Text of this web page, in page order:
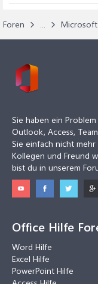
Foren ... Microsoft
Sie haben ein
Outlook, Access,
Sie einfach nicht
Kollegen und Freund
bist du in unserem
Office Hilfe
Word Hilfe
Excel Hilfe
PowerPoint Hilfe